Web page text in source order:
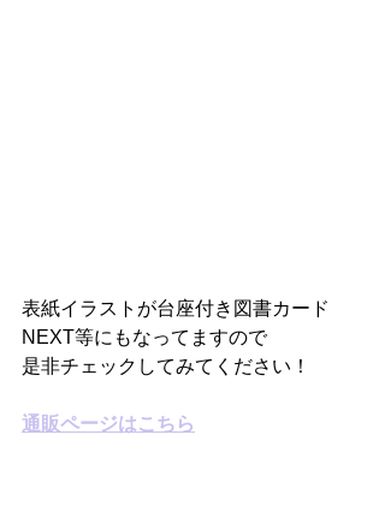
表紙イラストが台座付き図書カード
NEXT等にもなってますので
是非チェックしてみてください！
通販ページはこちら